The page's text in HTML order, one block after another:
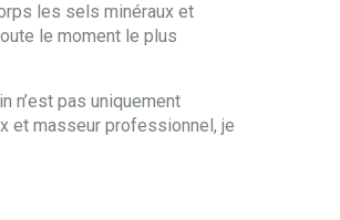
les sels minéraux et
le moment le plus
n’est pas uniquement
et masseur professionnel, je